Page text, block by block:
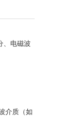
、电磁波
介质（如